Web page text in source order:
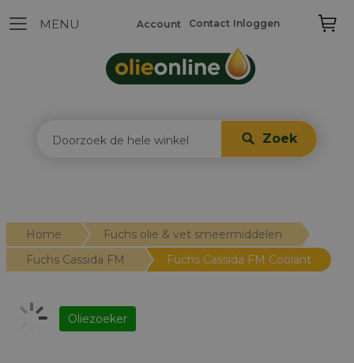
Zoek
Contact Inloggen
Account
Home
Fuchs olie & vet smeermiddelen
Fuchs Cassida FM
Fuchs Cassida FM Coolant
Oliezoeker